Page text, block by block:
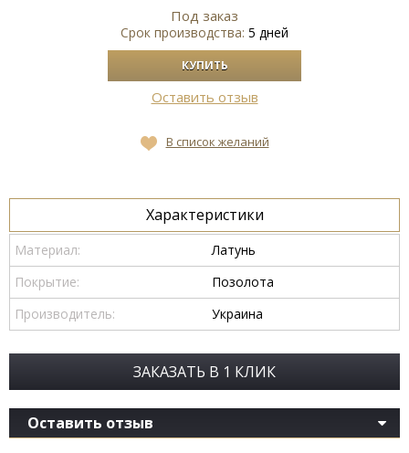
Под заказ
Срок производства: 5 дней
Оставить отзыв
В список желаний
Характеристики
Материал:
Латунь
Покрытие:
Позолота
Производитель:
Украина
ЗАКАЗАТЬ В 1 КЛИК
Оставить отзыв